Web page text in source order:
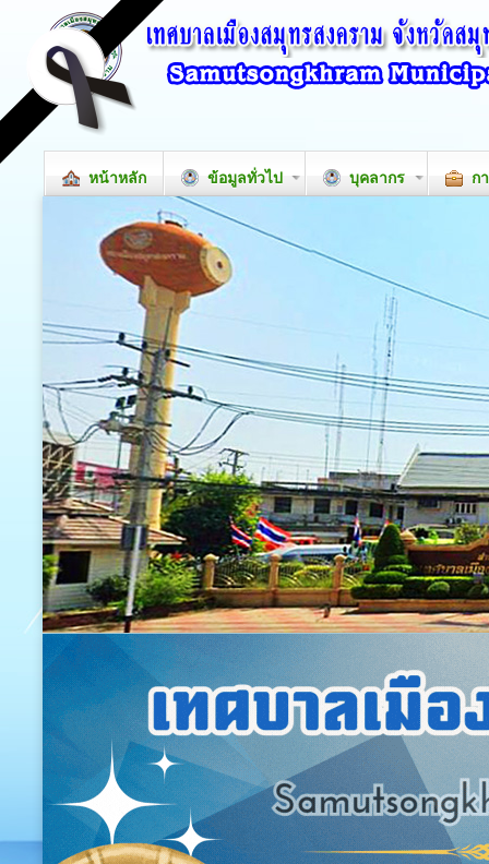
หน้าหลัก ข้อมูลทั่วไป บุคลากร ก